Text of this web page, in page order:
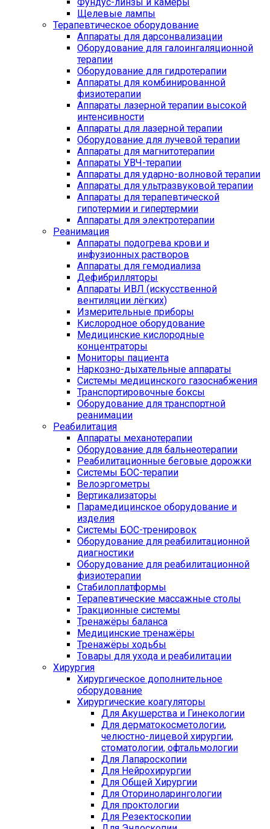
Щелевые лампы
Терапевтическое оборудование
Аппараты для дарсонвализации
Оборудование для галоингаляционной
терапии
Оборудование для гидротерапии
Аппараты для комбинированной
физиотерапии
Аппараты лазерной терапии высокой
интенсивности
Аппараты для лазерной терапии
Оборудование для лучевой терапии
Аппараты для магнитотерапии
Аппараты УВЧ-терапии
Аппараты для ударно-волновой терапии
Аппараты для ультразвуковой терапии
Аппараты для терапевтической
гипотермии и гипертермии
Аппараты для электротерапии
Реанимация
Аппараты подогрева крови и
инфузионных растворов
Аппараты для гемодиализа
Дефибрилляторы
Аппараты ИВЛ (искусственной
вентиляции лёгких)
Измерительные приборы
Кислородное оборудование
Медицинские кислородные
концентраторы
Мониторы пациента
Наркозно-дыхательные аппараты
Системы медицинского газоснабжения
Транспортировочные боксы
Оборудование для транспортной
реанимации
Реабилитация
Аппараты механотерапии
Оборудование для бальнеотерапии
Реабилитационные беговые дорожки
Системы БОС-терапии
Велоэргометры
Вертикализаторы
Парамедицинское оборудование и
изделия
Системы БОС-тренировок
Оборудование для реабилитационной
диагностики
Оборудование для реабилитационной
физиотерапии
Стабилоплатформы
Терапевтические массажные столы
Тракционные системы
Тренажёры баланса
Медицинские тренажёры
Тренажёры ходьбы
Товары для ухода и реабилитации
Хирургия
Хирургическое дополнительное
оборудование
Хирургические коагуляторы
Для Акушерства и Гинекологии
Для дерматокосметологии,
челюстно-лицевой хирургии,
стоматологии, офтальмологии
Для Лапароскопии
Для Нейрохирургии
Для Общей Хирургии
Для Оториноларингологии
Для проктологии
Для Резектоскопии